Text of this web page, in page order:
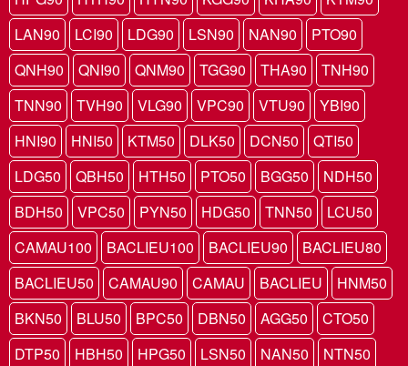
LAN90
LCI90 LDG90 LSN90 NAN90
PTO90
QNH90
QNI90 QNM90 TGG90 THA90
TNH90
TNN90
TVH90 VLG90 VPC90 VTU90
YBI90
HNI90
HNI50 KTM50 DLK50 DCN50
QTI50
LDG50
QBH50 HTH50 PTO50 BGG50
NDH50
BDH50
VPC50 PYN50 HDG50 TNN50
LCU50
CAMAU100
BACLIEU100 BACLIEU90
BACLIEU80
BACLIEU50
CAMAU90 CAMAU BACLIEU
HNM50
BKN50
BLU50 BPC50 DBN50 AGG50
CTO50
DTP50
HBH50 HPG50 LSN50 NAN50
NTN50